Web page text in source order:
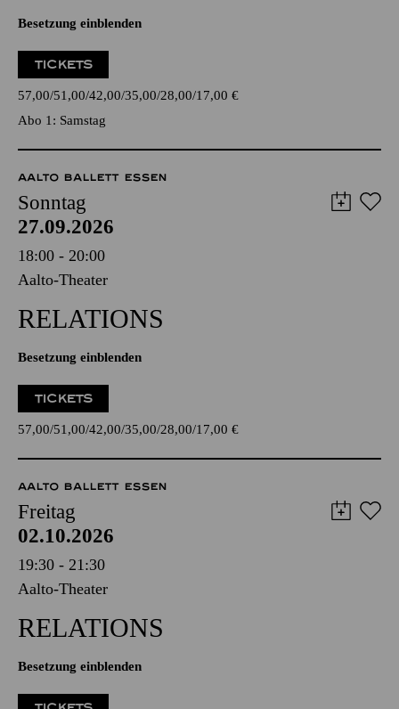
Besetzung einblenden
TICKETS
57,00 51,00 42,00 35,00 28,00 17,00 €
Abo 1: Samstag
AALTO BALLETT ESSEN
Sonntag
27.09.2026
18:00 - 20:00
Aalto-Theater
RELATIONS
Besetzung einblenden
TICKETS
57,00 51,00 42,00 35,00 28,00 17,00 €
AALTO BALLETT ESSEN
Freitag
02.10.2026
19:30 - 21:30
Aalto-Theater
RELATIONS
Besetzung einblenden